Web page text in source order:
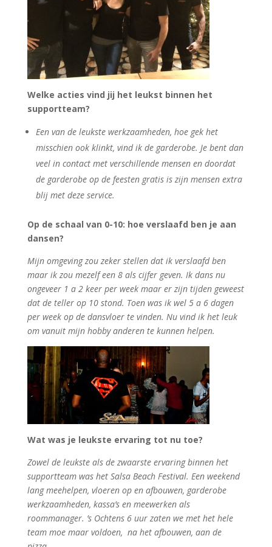
Welke acties vind jij het leukst binnen het
supportteam?
Een van de leukste werkzaamheden, hoe gek het
misschien ook klinkt, vind ik de garderobe. Je bent dan
veel in contact met verschillende mensen en doordat
de garderobe op de feesten gratis is zijn mensen extra
blij met deze service.
Op de schaal van 0-10: hoe verslaafd ben je aan
dansen?
Mijn omgeving zou zeker stellen dat ik verslaafd ben
maar ik zou mezelf een 8 als cijfer geven. Ik dans nu
ongeveer 1 a 2 keer per week maar er zijn tijden geweest
dat de teller op 10 stond. Toen was ik wel 5 a 6 dagen
per week op de dansvloer te vinden. Nu vind ik het leuk
om vanuit mijn hobby anderen te kunnen helpen.
Wat was je leukste ervaring tot nu toe?
Zowel de leukste als de zwaarste ervaring binnen het
supportteam was het Salsa Beach Festival. Een weekend
lang meehelpen, vloeren op en afbouwen, garderobe
werkzaamheden, kassa’s en meewerken als
roommanager. ’s Ochtens 6 uur zaten we met het hele
team moe maar voldoen, na het afbouwen, aan de